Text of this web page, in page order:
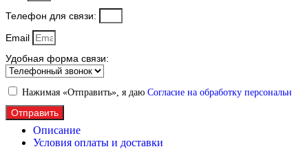
Телефон для связи:
Email
Удобная форма связи:
Нажимая «Отправить», я даю Согласие на обработку
Отправить
Описание
Условия оплаты и доставки